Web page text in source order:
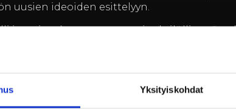
Yksityiskohdat
uusien ideoiden esittelyyn.
ja ravintola ovat tunnettuja yksilöllisestä
meillä, voit olla varma, että jokainen
sitten tuotteen lanseeraus, yrityksen
että tilaisuutesi on unohtumaton.